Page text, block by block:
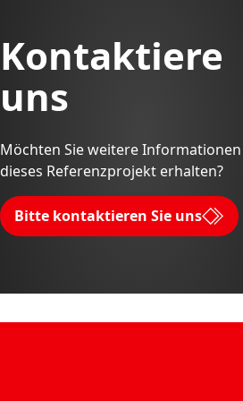
Kontaktiere
uns
Möchten Sie weitere
dieses Referenzprojekt erhalten?
Bitte kontaktieren Sie uns